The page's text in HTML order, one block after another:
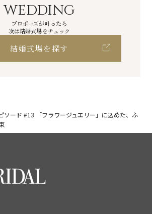
WEDDING
プロポーズが叶ったら
次は結婚式場をチェック
結婚式場を探す
ソード #13 「フラワージュエリー」に込めた、ふ